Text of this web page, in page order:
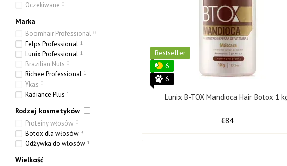
Bestseller
6
6
Lunix B-TOX Mandioca Hair Botox 1
€84
Oczekiwane 0
Marka
Boomhair Professional 0
Felps Professional 1
Lunix Professional 1
Brazilian Nuts 0
Richee Professional 1
Ykas 0
Radiance Plus 1
Rodzaj kosmetyków
Proteiny włosów 0
Botox dla włosów 3
Odżywka do włosów 1
Wielkość